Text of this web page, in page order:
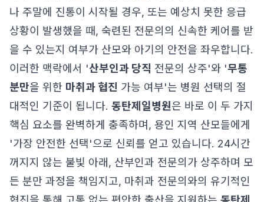
나 주말에 진통이 시작될 경우, 또는 예상치 못한 응급
상황이 발생했을 때, 숙련된 전문의의 신속한 케어를 받
을 수 있는지 여부가 산모와 아기의 안전을 좌우합니다.
이러한 맥락에서 '산부인과 당직 전문의 상주'와 '무통
분만을 위한 마취과 협진 가능 여부'는 병원 선택의 절
대적인 기준이 됩니다. 동탄제일병원은 바로 이 두 가지
핵심 요소를 완벽하게 충족하며, 용인 지역 산모들에게
'가장 안전한 선택'으로 신뢰를 얻고 있습니다. 24시간
꺼지지 않는 불빛 아래, 산부인과 전문의가 상주하며 모
든 분만 과정을 책임지고, 마취과 전문의와의 유기적인